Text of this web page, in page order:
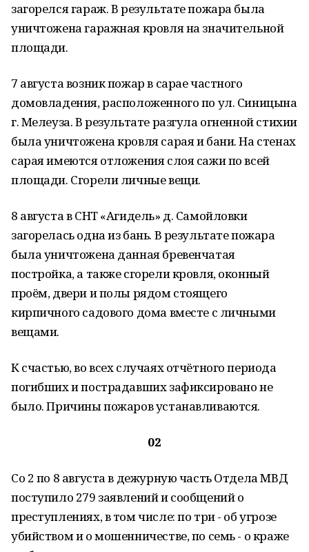
загорелся гараж. В результате пожара была
уничтожена гаражная кровля на значительной
площади.
7 августа возник пожар в сарае частного
домовладения, расположенного по ул. Синицына
г. Мелеуза. В результате разгула огненной стихии
была уничтожена кровля сарая и бани. На стенах
сарая имеются отложения слоя сажи по всей
площади. Сгорели личные вещи.
8 августа в СНТ «Агидель» д. Самойловки
загорелась одна из бань. В результате пожара
была уничтожена данная бревенчатая
постройка, а также сгорели кровля, оконный
проём, двери и полы рядом стоящего
кирпичного садового дома вместе с личными
вещами.
К счастью, во всех случаях отчётного периода
погибших и пострадавших зафиксировано не
было. Причины пожаров устанавливаются.
02
Со 2 по 8 августа в дежурную часть Отдела МВД
поступило 279 заявлений и сообщений о
преступлениях, в том числе: по три - об угрозе
убийством и о мошенничестве, по семь - о краже